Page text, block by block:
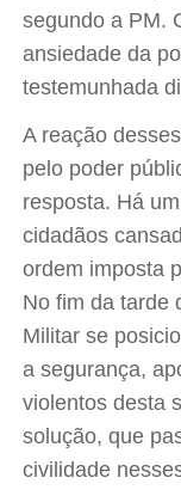
segundo a PM.
ansiedade da
testemunhada
A reação
pelo poder
resposta. Há
cidadãos
ordem imposta
No fim da tarde
Militar se
a segurança,
violentos desta
solução, que
civilidade